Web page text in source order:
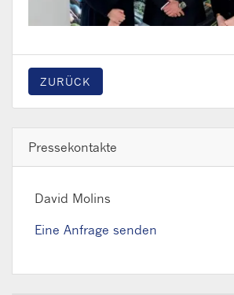
ZURÜCK
Pressekontakte
David Molins
Eine Anfrage senden